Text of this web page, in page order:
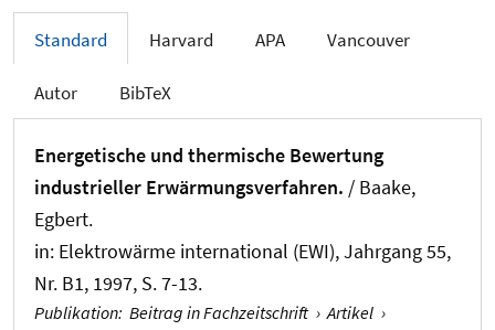
Standard Harvard APA Vancouver
Autor BibTeX
Energetische und thermische Bewertung
industrieller Erwärmungsverfahren. / Baake,
Egbert.
in: Elektrowärme international (EWI), Jahrgang 55,
Nr. B1, 1997, S. 7-13.
Publikation: Beitrag in Fachzeitschrift › Artikel ›